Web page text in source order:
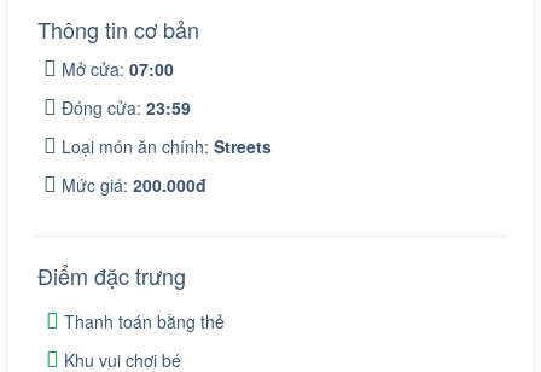
Thông tin cơ bản
Mở cửa: 07:00
Đóng cửa: 23:59
Loại món ăn chính: Streets
Mức giá: 200.000đ
Điểm đặc trưng
Thanh toán bằng thẻ
Khu vui chơi bé